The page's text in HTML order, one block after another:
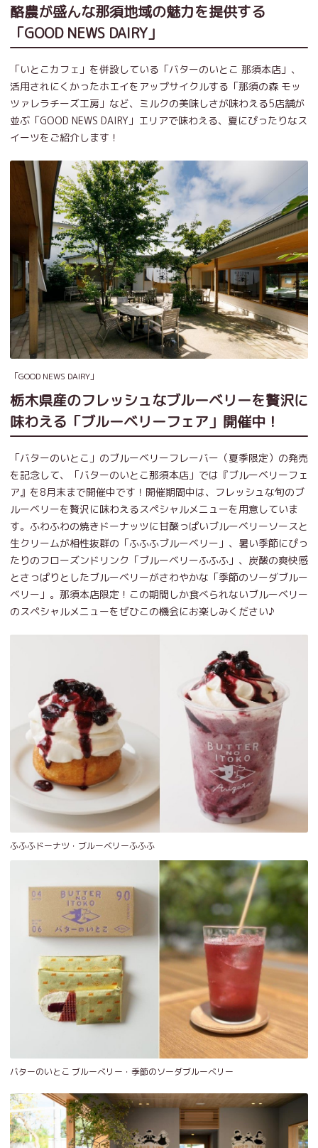
酪農が盛んな那須地域の魅力を提供する
「GOOD NEWS DAIRY」
「いとこカフェ」を併設している「バターのいとこ 那須本店」、
活用されにくかったホエイをアップサイクルする「那須の森 モッ
ツァレラチーズ工房」など、ミルクの美味しさが味わえる5店舗が
並ぶ「GOOD NEWS DAIRY」エリアで味わえる、夏にぴったりなス
イーツをご紹介します！
「GOOD NEWS DAIRY」
栃木県産のフレッシュなブルーベリーを贅沢に
味わえる「ブルーベリーフェア」開催中！
「バターのいとこ」のブルーベリーフレーバー（夏季限定）の発売
を記念して、「バターのいとこ那須本店」では『ブルーベリーフェ
ア』を8月末まで開催中です！開催期間中は、フレッシュな旬のブ
ルーベリーを贅沢に味わえるスペシャルメニューを用意していま
す。ふわふわの焼きドーナッツに甘酸っぱいブルーベリーソースと
生クリームが相性抜群の「ふふふブルーベリー」、暑い季節にぴっ
たりのフローズンドリンク「ブルーベリーふふふ」、炭酸の爽快感
とさっぱりとしたブルーベリーがさわやかな「季節のソーダブルー
ベリー」。那須本店限定！この期間しか食べられないブルーベリー
のスペシャルメニューをぜひこの機会にお楽しみください♪
ふふふドーナツ・ブルーベリーふふふ
バターのいとこ ブルーベリー・季節のソーダブルーベリー